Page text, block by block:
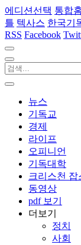
에디션선택 통합
틀 텍사스 한국기
RSS Facebook
뉴스
기독교
경제
라이프
오피니언
기독대학
크리스천 잡
동영상
pdf 보기
더보기
정치
사회